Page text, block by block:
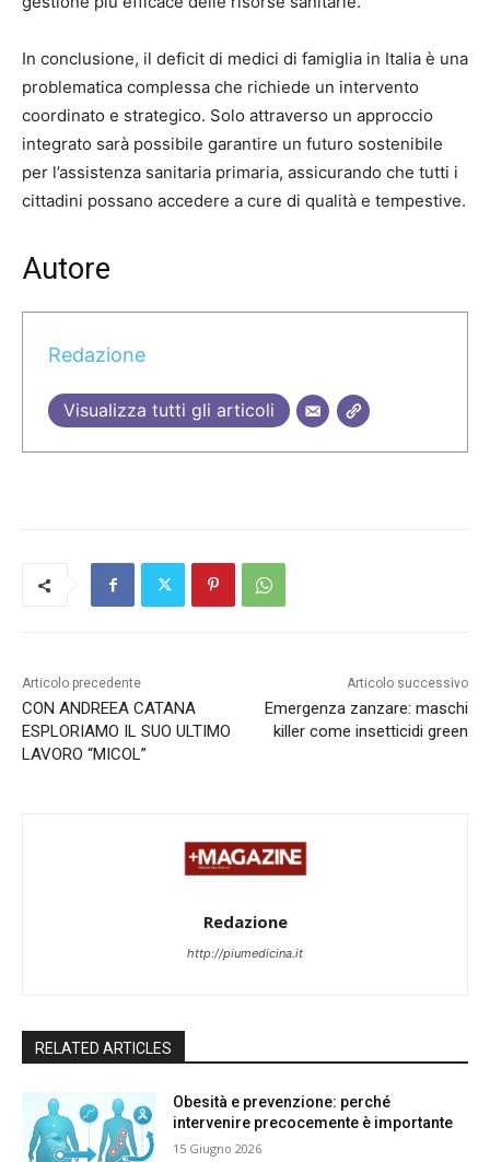
In conclusione, il deficit di medici di famiglia in Italia è una
problematica complessa che richiede un intervento
coordinato e strategico. Solo attraverso un approccio
integrato sarà possibile garantire un futuro sostenibile
per l’assistenza sanitaria primaria, assicurando che tutti i
cittadini possano accedere a cure di qualità e tempestive.
Autore
Redazione
Visualizza tutti gli articoli
Articolo precedente
CON ANDREEA CATANA
ESPLORIAMO IL SUO ULTIMO
LAVORO “MICOL”
Articolo successivo
Emergenza zanzare: maschi
killer come insetticidi green
Redazione
http://piumedicina.it
RELATED ARTICLES
Obesità e prevenzione: perché
intervenire precocemente è importante
15 Giugno 2026